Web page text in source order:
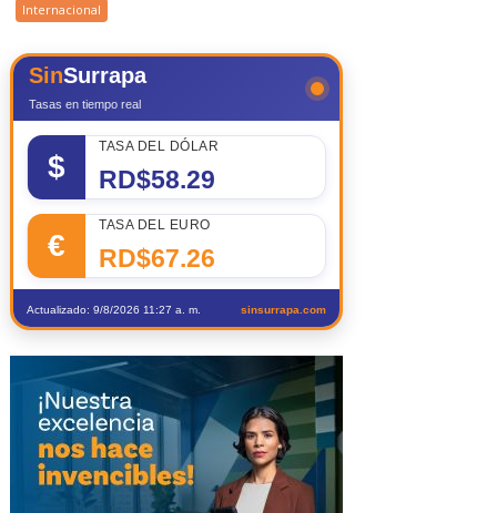
Internacional
SinSurrapa
Tasas en tiempo real
$
TASA DEL DÓLAR
RD$58.29
€
TASA DEL EURO
RD$67.26
Actualizado: 9/8/2026 11:27 a. m. sinsurrapa.com